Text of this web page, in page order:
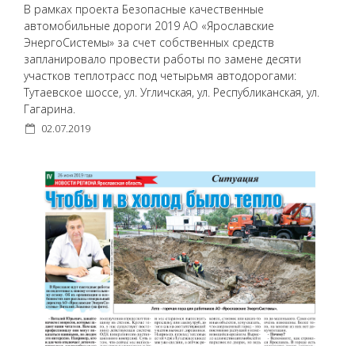
В рамках проекта Безопасные качественные
автомобильные дороги 2019 АО «Ярославские
ЭнергоСистемы» за счет собственных средств
запланировало провести работы по замене десяти
участков теплотрасс под четырьмя автодорогами:
Тутаевское шоссе, ул. Угличская, ул. Республиканская, ул.
Гагарина.
02.07.2019